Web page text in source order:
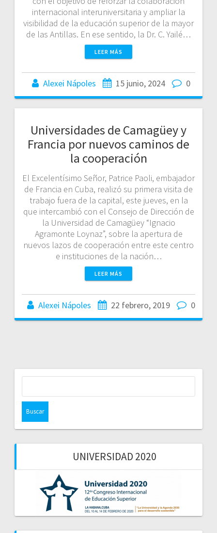
internacional interuniversitaria y ampliar la
visibilidad de la educación superior de la mayor
de las Antillas. En ese sentido, la Dr. C. Yailé…
LEER MÁS
Alexei Nápoles 15 junio, 2024 0
Universidades de Camagüey y
Francia por nuevos caminos de
la cooperación
El Excelentísimo Señor, Patrice Paoli, embajador
de Francia en Cuba, realizó su primera visita de
trabajo fuera de la capital, este jueves, en la
que intercambió con el Consejo de Dirección de
la Universidad de Camagüey “Ignacio
Agramonte Loynaz”, sobre la apertura de
nuevos lazos de cooperación entre este centro
e instituciones de la nación…
LEER MÁS
Alexei Nápoles 22 febrero, 2019 0
UNIVERSIDAD 2020